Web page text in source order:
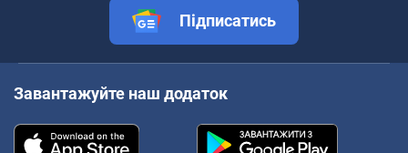
Підписатись
Завантажуйте наш додаток